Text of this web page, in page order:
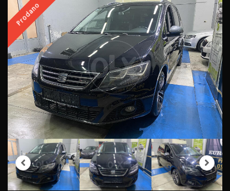
Prodano